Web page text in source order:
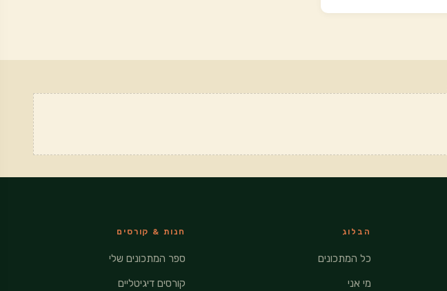
הבלוג
כל המתכונים
מי אני
חנות & קורסים
ספר המתכונים שלי
קורסים דיגיטליים